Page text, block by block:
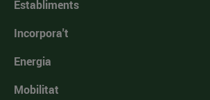
Establiments
Incorpora't
Energia
Mobilitat